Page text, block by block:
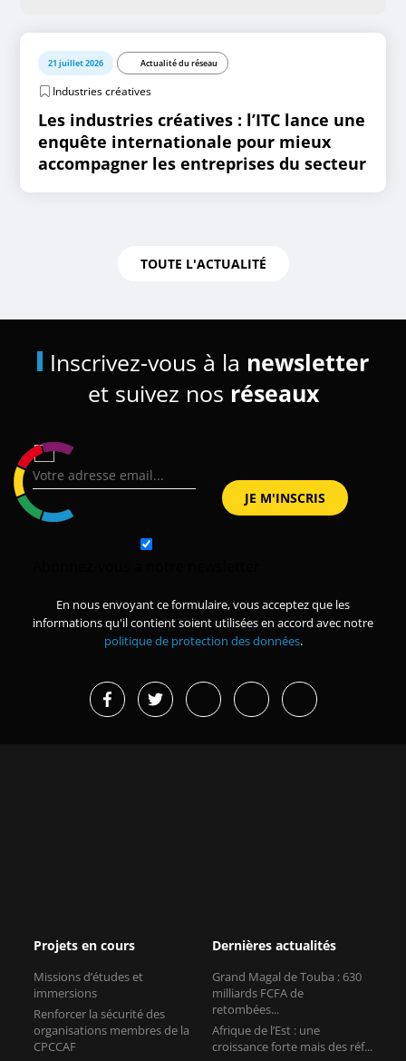
21 juillet 2026 Actualité du réseau
Industries créatives
Les industries créatives : l’ITC lance une
enquête internationale pour mieux
accompagner les entreprises du secteur
TOUTE L'ACTUALITÉ
Inscrivez-vous à la newsletter
et suivez nos réseaux
En nous envoyant ce formulaire, vous acceptez que les
informations qu'il contient soient utilisées en accord avec notre
politique de protection des données.
Projets en cours
Missions d’études et
immersions
Renforcer la sécurité des
organisations membres de la
CPCCAF
Dernières actualités
Grand Magal de Touba : 630
milliards FCFA de
retombées...
Afrique de l’Est : une
croissance forte mais des réf...